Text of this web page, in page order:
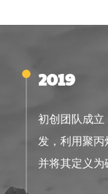
2019
初创团队成
发，利用聚丙
并将其定义为